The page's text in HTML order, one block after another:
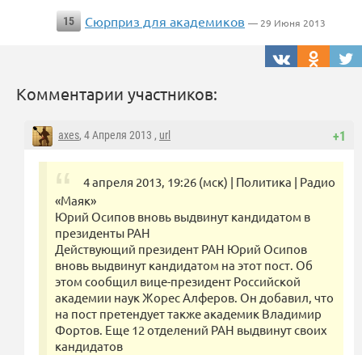
15 Сюрприз для академиков — 29 Июня 2013
Комментарии участников:
+1
axes, 4 Апреля 2013 , url
4 апреля 2013, 19:26 (мск) | Политика | Радио
«Маяк»
Юрий Осипов вновь выдвинут кандидатом в
президенты РАН
Действующий президент РАН Юрий Осипов
вновь выдвинут кандидатом на этот пост. Об
этом сообщил вице-президент Российской
академии наук Жорес Алферов. Он добавил, что
на пост претендует также академик Владимир
Фортов. Еще 12 отделений РАН выдвинут своих
кандидатов